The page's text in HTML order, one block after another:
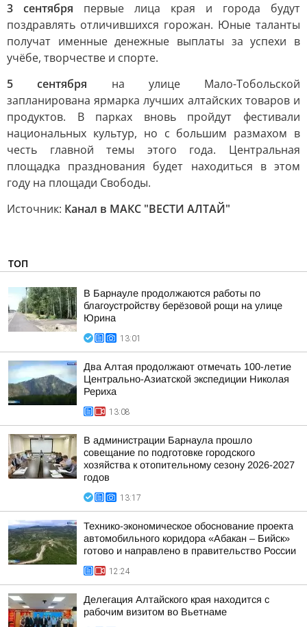
3 сентября первые лица края и города будут
поздравлять отличившихся горожан. Юные таланты
получат именные денежные выплаты за успехи в
учёбе, творчестве и спорте.
5 сентября на улице Мало-Тобольской
запланирована ярмарка лучших алтайских товаров и
продуктов. В парках вновь пройдут фестивали
национальных культур, но с большим размахом в
честь главной темы этого года. Центральная
площадка празднования будет находиться в этом
году на площади Свободы.
Источник: Канал в МАКС "ВЕСТИ АЛТАЙ"
ТОП
В Барнауле продолжаются работы по
благоустройству берёзовой рощи на улице
Юрина
13:01
Два Алтая продолжают отмечать 100-летие
Центрально-Азиатской экспедиции Николая
Рериха
13:08
В администрации Барнаула прошло
совещание по подготовке городского
хозяйства к отопительному сезону 2026-2027
годов
13:17
Технико-экономическое обоснование проекта
автомобильного коридора «Абакан – Бийск»
готово и направлено в правительство России
12:24
Делегация Алтайского края находится с
рабочим визитом во Вьетнаме